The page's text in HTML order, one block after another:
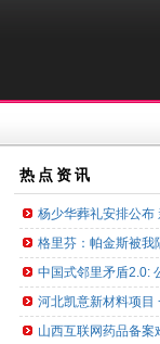
热点资讯
杨少华葬礼安排公布
格里芬：帕金斯被我
中国式邻里矛盾2.0:
河北凯意新材料项目
山西互联网药品备案